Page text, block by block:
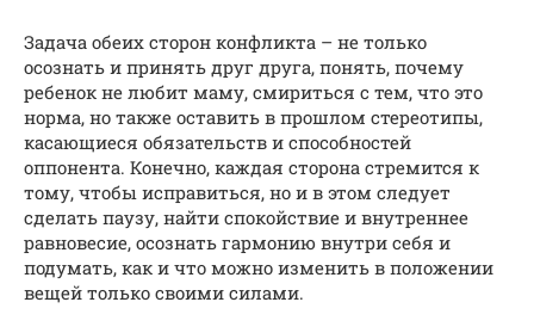
Задача обеих сторон конфликта – не только
осознать и принять друг друга, понять, почему
ребенок не любит маму, смириться с тем, что это
норма, но также оставить в прошлом стереотипы,
касающиеся обязательств и способностей
оппонента. Конечно, каждая сторона стремится к
тому, чтобы исправиться, но и в этом следует
сделать паузу, найти спокойствие и внутреннее
равновесие, осознать гармонию внутри себя и
подумать, как и что можно изменить в положении
вещей только своими силами.